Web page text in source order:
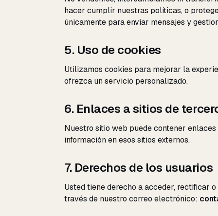
hacer cumplir nuestras políticas, o
únicamente para enviar mensajes y
5. Uso de cookies
Utilizamos cookies para mejorar la
ofrezca un servicio personalizado.
6. Enlaces a sitios de
Nuestro sitio web puede contener
información en esos sitios externos.
7. Derechos de los usuarios
Usted tiene derecho a acceder, rectificar
través de nuestro correo electrónico: